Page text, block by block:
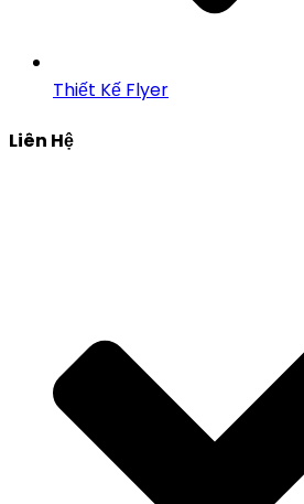
Thiết Kế Flyer
Liên Hệ